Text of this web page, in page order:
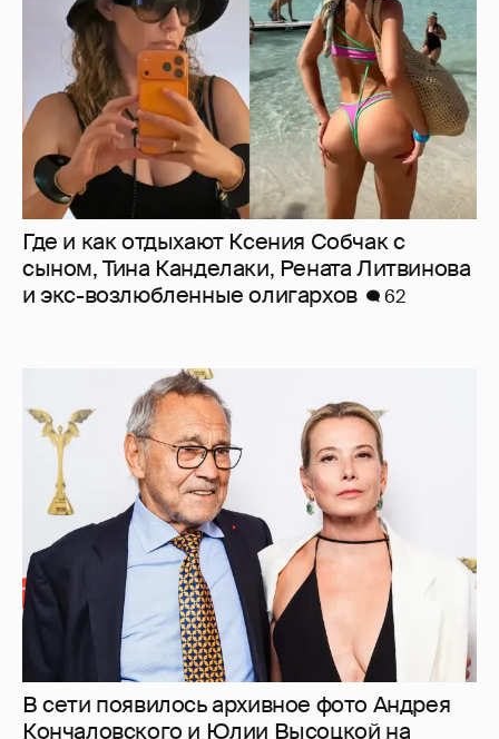
Где и как отдыхают Ксения Собчак с
сыном, Тина Канделаки, Рената Литвинова
и экс-возлюбленные олигархов
62
В сети появилось архивное фото Андрея
Кончаловского и Юлии Высоцкой на